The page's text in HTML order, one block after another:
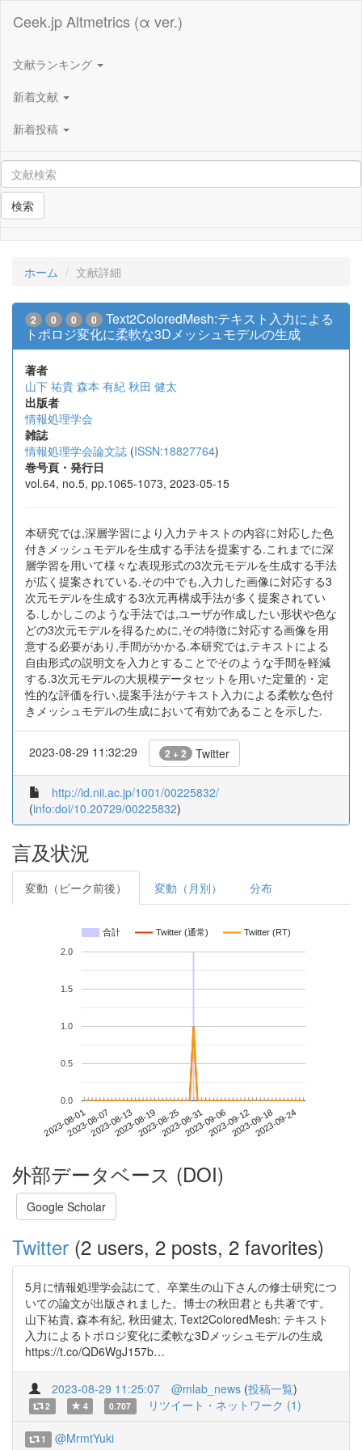
Ceek.jp Altmetrics (α ver.)
文献ランキング
新着文献
新着投稿
検索
ホーム 文献詳細
2 0 0 0
Text2ColoredMesh:テキスト入力による
トポロジ変化に柔軟な3Dメッシュモデルの生成
著者
山下 祐貴 森本 有紀 秋田 健太
出版者
情報処理学会
雑誌
情報処理学会論文誌 (ISSN:18827764)
巻号頁・発行日
vol.64, no.5, pp.1065-1073, 2023-05-15
本研究では,深層学習により入力テキストの内容に対応した色
付きメッシュモデルを生成する手法を提案する.これまでに深
層学習を用いて様々な表現形式の3次元モデルを生成する手法
が広く提案されている.その中でも,入力した画像に対応する3
次元モデルを生成する3次元再構成手法が多く提案されてい
る.しかしこのような手法では,ユーザが作成したい形状や色な
どの3次元モデルを得るために,その特徴に対応する画像を用
意する必要があり,手間がかかる.本研究では,テキストによる
自由形式の説明文を入力とすることでそのような手間を軽減
する.3次元モデルの大規模データセットを用いた定量的・定
性的な評価を行い,提案手法がテキスト入力による柔軟な色付
きメッシュモデルの生成において有効であることを示した.
2023-08-29 11:32:29 2 + 2 Twitter
http://id.nii.ac.jp/1001/00225832/
(info:doi/10.20729/00225832)
言及状況
変動（ピーク前後） 変動（月別） 分布
合計 Twitter (通常) Twitter (RT)
2023-08-012023-08-072023-08-132023-08-192023-08-252023-08-312023-09-062023-09-122023-09-182023-09-24
0.0
0.5
1.0
1.5
2.0
外部データベース (DOI)
Google Scholar
Twitter (2 users, 2 posts, 2 favorites)
5月に情報処理学会誌にて、卒業生の山下さんの修士研究につ
いての論文が出版されました。博士の秋田君とも共著です。
山下祐貴, 森本有紀, 秋田健太, Text2ColoredMesh: テキスト
入力によるトポロジ変化に柔軟な3Dメッシュモデルの生成
https://t.co/QD6WgJ157b…
2023-08-29 11:25:07 @mlab_news (投稿一覧)
2 4 0.707 リツイート・ネットワーク (1)
1 @MrmtYuki